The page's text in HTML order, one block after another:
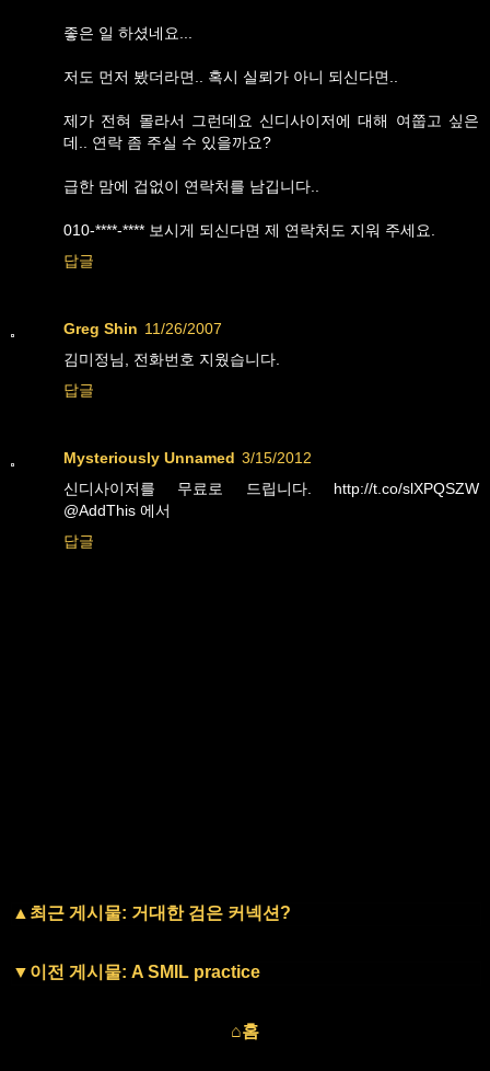
좋은 일 하셨네요...
저도 먼저 봤더라면.. 혹시 실뢰가 아니 되신다면..
제가 전혀 몰라서 그런데요 신디사이저에 대해 여쭙고 싶은
데.. 연락 좀 주실 수 있을까요?
급한 맘에 겁없이 연락처를 남깁니다..
010-****-**** 보시게 되신다면 제 연락처도 지워 주세요.
답글
Greg Shin 11/26/2007
김미정님, 전화번호 지웠습니다.
답글
Mysteriously Unnamed 3/15/2012
신디사이저를 무료로 드립니다. http://t.co/slXPQSZW
@AddThis 에서
답글
▲최근 게시물: 거대한 검은 커넥션?
▼이전 게시물: A SMIL practice
⌂홈